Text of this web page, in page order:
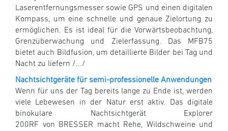
Laserentfernungsmesser sowie GPS und einen digitalen
Kompass, um eine schnelle und genaue Zielortung zu
ermöglichen. Es ist ideal für die Vorwärtsbeobachtung,
Grenzüberwachung und Zielerfassung. Das MFB75
bietet auch Bildfusion, um detaillierte Bilder bei Tag und
Nacht zu liefern /.../
Nachtsichtgeräte für semi-professionelle Anwendungen
Wenn für uns der Tag bereits lange zu Ende ist, werden
viele Lebewesen in der Natur erst aktiv. Das digitale
binokulare Nachtsichtgerät Explorer
200RF von BRESSER macht Rehe, Wildschweine und